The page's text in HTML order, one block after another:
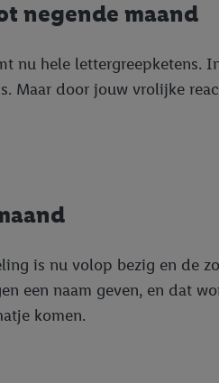
negende maand
nu hele lettergreepketens.
Maar door jouw vrolijke
is nu volop bezig en de
een naam geven, en dat
komen.